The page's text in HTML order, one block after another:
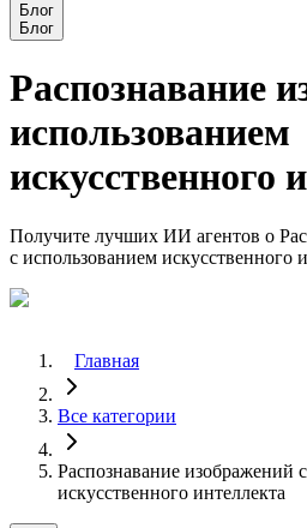
Блог
Блог
Распознавание
использованием
искусственного
Получите лучших ИИ агентов о
с использованием искусственного
Главная
Все категории
Распознавание изображений
искусственного интеллекта